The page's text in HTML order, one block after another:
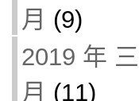
月 (9)
2019 年 三
月 (11)